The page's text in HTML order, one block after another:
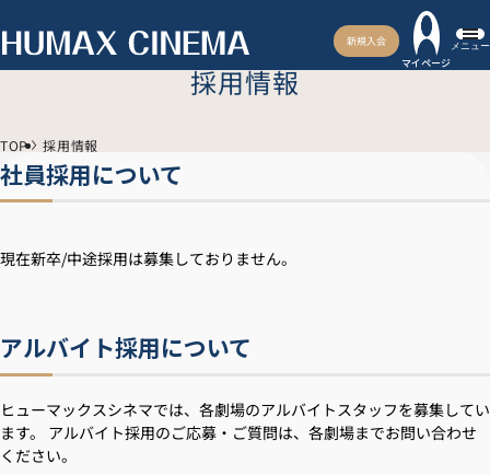
新規入会
マイページ
メニュー
採用情報
TOP 採用情報
社員採用について
現在新卒/中途採用は募集しておりません。
アルバイト採用について
ヒューマックスシネマでは、各劇場のアルバイトスタッフを募集してい
ます。 アルバイト採用のご応募・ご質問は、各劇場までお問い合わせ
ください。